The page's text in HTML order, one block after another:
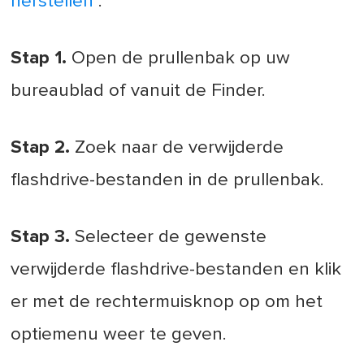
Stap 1. Open de prullenbak op uw
bureaublad of vanuit de Finder.
Stap 2. Zoek naar de verwijderde
flashdrive-bestanden in de prullenbak.
Stap 3. Selecteer de gewenste
verwijderde flashdrive-bestanden en klik
er met de rechtermuisknop op om het
optiemenu weer te geven.